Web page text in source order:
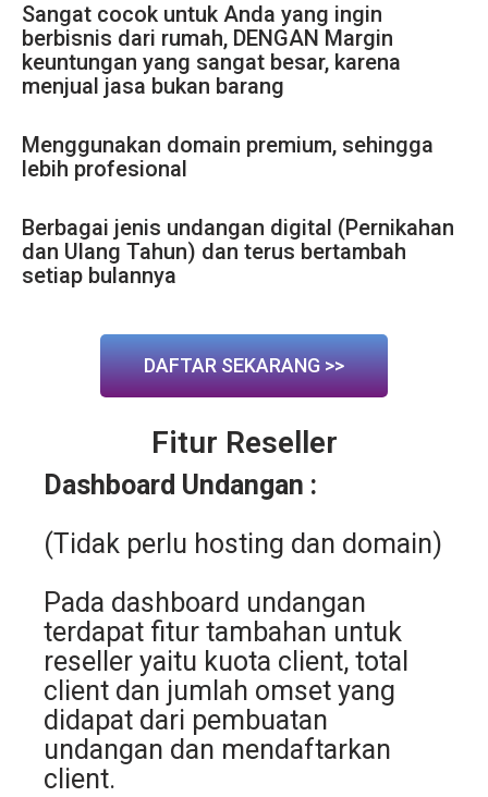
Sangat cocok untuk Anda yang ingin
berbisnis dari rumah, DENGAN Margin
keuntungan yang sangat besar, karena
menjual jasa bukan barang
Menggunakan domain premium, sehingga
lebih profesional
Berbagai jenis undangan digital (Pernikahan
dan Ulang Tahun) dan terus bertambah
setiap bulannya
DAFTAR SEKARANG >>
Fitur Reseller
Dashboard Undangan :
(Tidak perlu hosting dan domain)
Pada dashboard undangan
terdapat fitur tambahan untuk
reseller yaitu kuota client, total
client dan jumlah omset yang
didapat dari pembuatan
undangan dan mendaftarkan
client.